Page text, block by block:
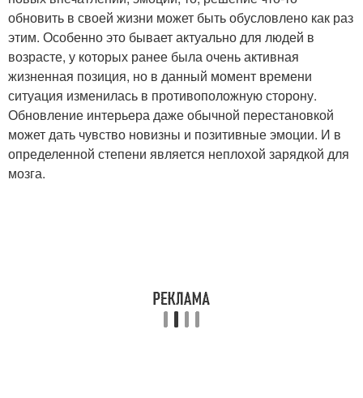
обновить в своей жизни может быть обусловлено как раз
этим. Особенно это бывает актуально для людей в
возрасте, у которых ранее была очень активная
жизненная позиция, но в данный момент времени
ситуация изменилась в противоположную сторону.
Обновление интерьера даже обычной перестановкой
может дать чувство новизны и позитивные эмоции. И в
определенной степени является неплохой зарядкой для
мозга.